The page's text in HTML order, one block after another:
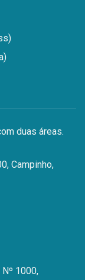
duas áreas.
Campinho,
1000,